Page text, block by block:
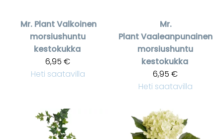
Mr. PlantValkoinen
morsiushuntu
kestokukka
6,95 €
Heti saatavilla
Mr.
PlantVaaleanpunainen
morsiushuntu
kestokukka
6,95 €
Heti saatavilla